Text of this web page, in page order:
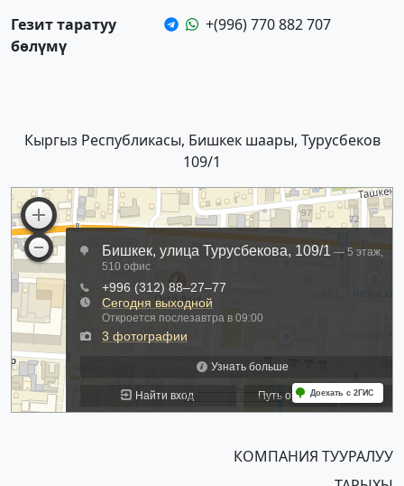
Гезит таратуу
бөлүмү
+(996) 770 882 707
Кыргыз Республикасы, Бишкек шаары, Турусбеков
109/1
КОМПАНИЯ ТУУРАЛУУ